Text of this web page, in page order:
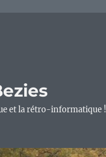
et la rétro-informatique !